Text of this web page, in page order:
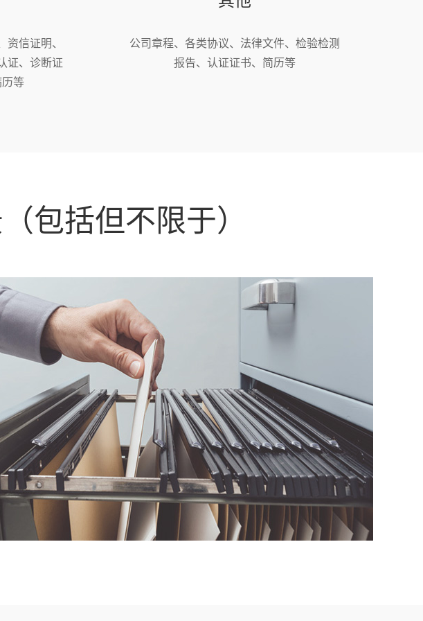
信证明、
证、诊断证
等
公司章程、各类协议、法律文件、检验检测
报告、认证证书、简历等
包括但不限于）